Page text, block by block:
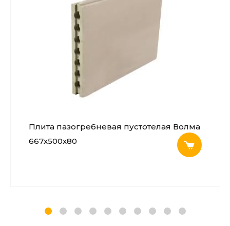
Плита пазогребневая пустотелая Волма
667х500х80